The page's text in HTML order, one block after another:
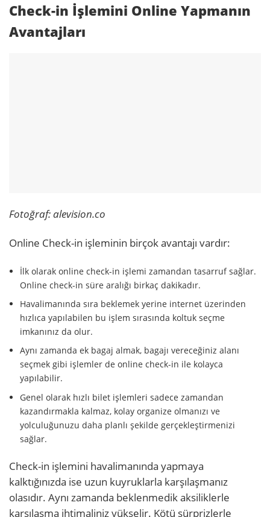
Check-in İşlemini Online Yapmanın
Avantajları
Fotoğraf: alevision.co
Online Check-in işleminin birçok avantajı vardır:
İlk olarak online check-in işlemi zamandan tasarruf sağlar.
Online check-in süre aralığı birkaç dakikadır.
Havalimanında sıra beklemek yerine internet üzerinden
hızlıca yapılabilen bu işlem sırasında koltuk seçme
imkanınız da olur.
Aynı zamanda ek bagaj almak, bagajı vereceğiniz alanı
seçmek gibi işlemler de online check-in ile kolayca
yapılabilir.
Genel olarak hızlı bilet işlemleri sadece zamandan
kazandırmakla kalmaz, kolay organize olmanızı ve
yolculuğunuzu daha planlı şekilde gerçekleştirmenizi
sağlar.
Check-in işlemini havalimanında yapmaya
kalktığınızda ise uzun kuyruklarla karşılaşmanız
olasıdır. Aynı zamanda beklenmedik aksiliklerle
karşılaşma ihtimaliniz yükselir. Kötü sürprizlerle